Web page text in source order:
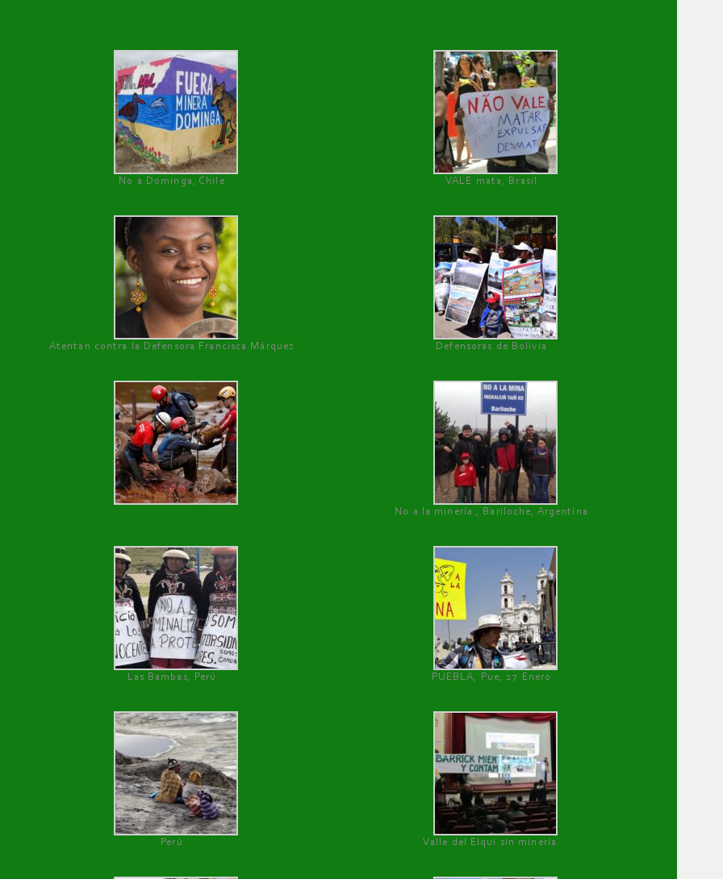
No a Dominga, Chile
VALE mata, Brasil
Atentan contra la Defensora Francisca Márquez Defensoras de Bolivia
No a la minería , Bariloche, Argentina
Las Bambas, Perú PUEBLA, Pue, 27 Enero
Perú Valle del Elqui sin minería.